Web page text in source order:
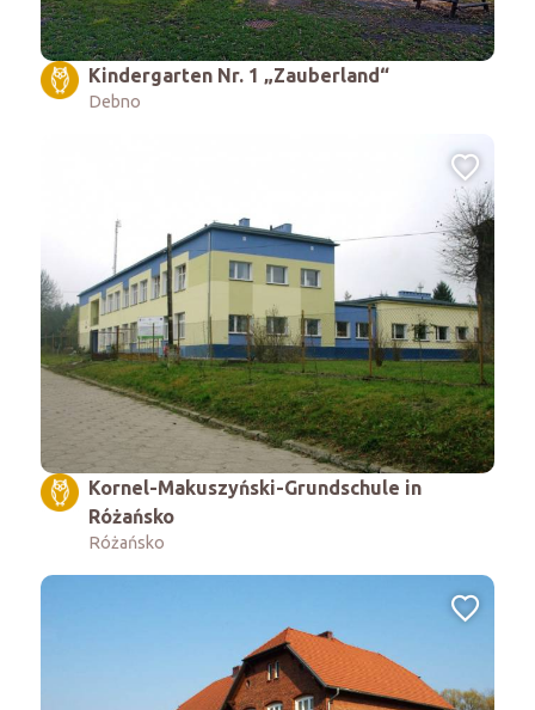
Kindergarten Nr. 1 „Zauberland“
Debno
Kornel-Makuszyński-Grundschule in
Różańsko
Różańsko